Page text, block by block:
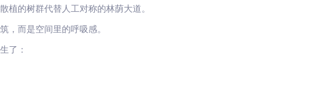
植的树群代替人工对称的林荫大道。
，而是空间里的呼吸感。
了：